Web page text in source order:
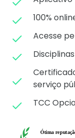
100%
Acesse
serviço
TCC